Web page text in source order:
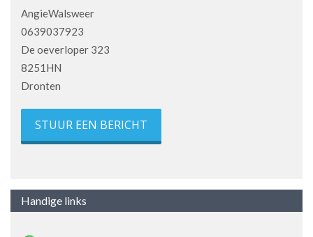
AngieWalsweer
0639037923
De oeverloper 323
8251HN
Dronten
STUUR EEN BERICHT
Handige links